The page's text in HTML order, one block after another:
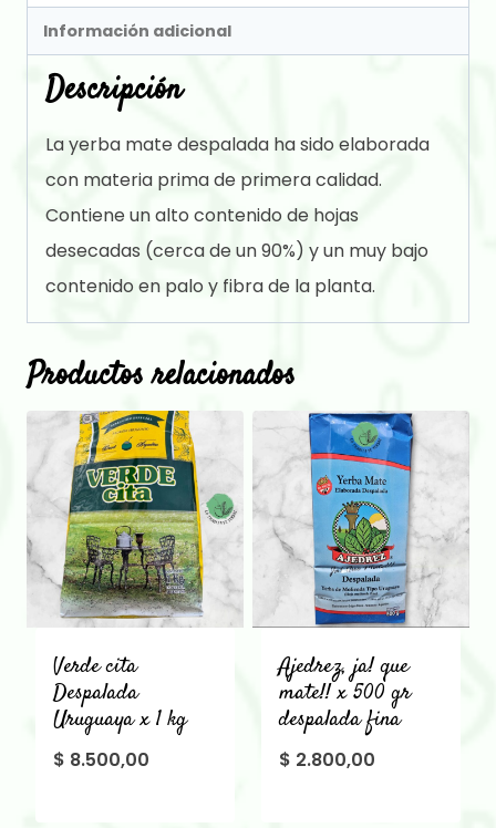
Información adicional
Descripción
La yerba mate despalada ha sido elaborada
con materia prima de primera calidad.
Contiene un alto contenido de hojas
desecadas (cerca de un 90%) y un muy bajo
contenido en palo y fibra de la planta.
Productos relacionados
Verde cita
Despalada
Uruguaya x 1 kg
$ 8.500,00
Ajedrez, ja! que
mate!! x 500 gr
despalada fina
$ 2.800,00